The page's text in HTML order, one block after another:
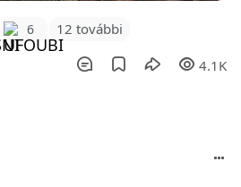
6 12 további
4.1K